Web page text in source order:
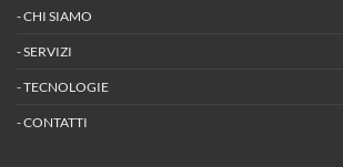
-CHI SIAMO
-SERVIZI
-TECNOLOGIE
-CONTATTI